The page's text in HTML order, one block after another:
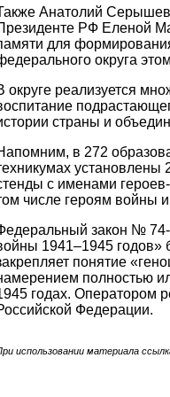
Анатолий Серышев
РФ Еленой
для
округа
округе реализуется
страны и
в 272
с именами
числе героям войны
закон № 74-
1941–1945 годов»
понятие
полностью
годах. Оператором
Федерации.
использовании материала